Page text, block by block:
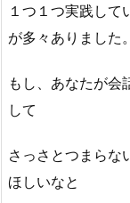
１つ１つ実践し
が多々ありました。
もし、あなたが会
して
さっさとつまらな
ほしいなと